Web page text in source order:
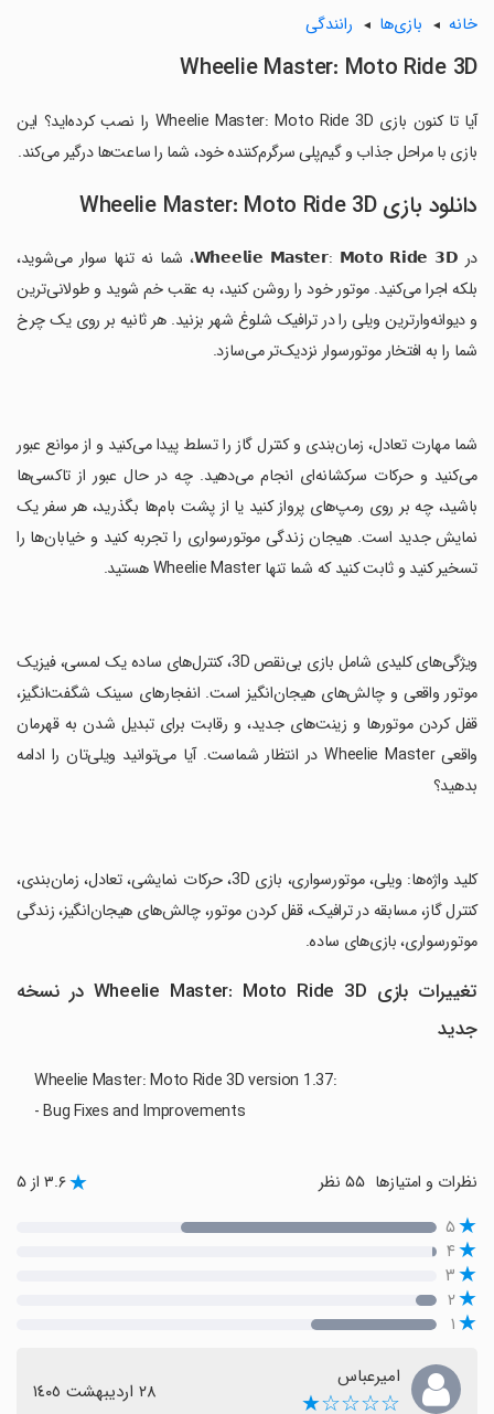
خانه بازی‌ها رانندگی
Wheelie Master: Moto Ride 3D
آیا تا کنون بازی Wheelie Master: Moto Ride 3D را نصب کرده‌اید؟ این
بازی با مراحل جذاب و گیم‌پلی سرگرم‌کننده خود، شما را ساعت‌ها درگیر می‌کند.
دانلود بازی Wheelie Master: Moto Ride 3D
در 𝗪𝗵𝗲𝗲𝗹𝗶𝗲 𝗠𝗮𝘀𝘁𝗲𝗿: 𝗠𝗼𝘁𝗼 𝗥𝗶𝗱𝗲 𝟯𝗗، شما نه تنها سوار می‌شوید،
بلکه اجرا می‌کنید. موتور خود را روشن کنید، به عقب خم شوید و طولانی‌ترین
و دیوانه‌وارترین ویلی‌ را در ترافیک شلوغ شهر بزنید. هر ثانیه بر روی یک چرخ
شما را به افتخار موتورسوار نزدیک‌تر می‌سازد.
‏شما مهارت تعادل، زمان‌بندی و کنترل گاز را تسلط پیدا می‌کنید و از موانع عبور
می‌کنید و حرکات سرکشانه‌ای انجام می‌دهید. چه در حال عبور از تاکسی‌ها
باشید، چه بر روی رمپ‌های پرواز کنید یا از پشت بام‌ها بگذرید، هر سفر یک
نمایش جدید است. هیجان زندگی موتورسواری را تجربه کنید و خیابان‌ها را
تسخیر کنید و ثابت کنید که شما تنها Wheelie Master هستید.
‏ویژگی‌های کلیدی شامل بازی بی‌نقص 3D، کنترل‌های ساده یک لمسی، فیزیک
موتور واقعی و چالش‌های هیجان‌انگیز است. انفجارهای سینک شگفت‌انگیز،
قفل کردن موتورها و زینت‌های جدید، و رقابت برای تبدیل شدن به قهرمان
واقعی Wheelie Master در انتظار شماست. آیا می‌توانید ویلی‌تان را ادامه
بدهید؟
‏کلید واژه‌ها: ویلی، موتورسواری، بازی 3D، حرکات نمایشی، تعادل، زمان‌بندی،
کنترل گاز، مسابقه در ترافیک، قفل کردن موتور، چالش‌های هیجان‌انگیز، زندگی
موتورسواری، بازی‌های ساده.
تغییرات بازی Wheelie Master: Moto Ride 3D در نسخه
جدید
Wheelie Master: Moto Ride 3D version 1.37:
- Bug Fixes and Improvements
نظرات و امتیازها ۳.۶ از ۵
۵
۴
۳
۲
۱
امیرعباس
☆☆☆☆★ ٢٨ اردیبهشت ١٤٠٥